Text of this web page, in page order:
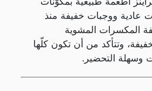
عادية ووجبات خفيفة منذ
أرغفة المكسرات المشوية
وتتأكد من أن تكون كلّها
وسهلة التحضير.